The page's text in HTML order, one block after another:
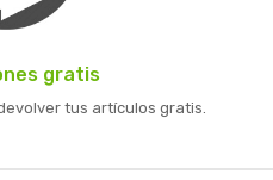
gratis
tus artículos gratis.